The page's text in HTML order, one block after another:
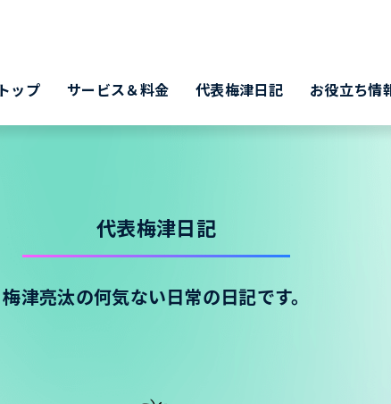
トップ サービス＆料金 代表梅津日記 お役立ち情
代表梅津日記
梅津亮汰の何気ない日常の日記です。